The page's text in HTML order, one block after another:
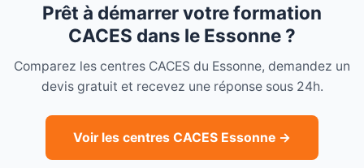
Prêt à démarrer votre formation
CACES dans le Essonne ?
Comparez les centres CACES du Essonne, demandez un
devis gratuit et recevez une réponse sous 24h.
Voir les centres CACES Essonne →